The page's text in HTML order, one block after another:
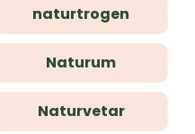
naturtrogen
Naturum
Naturvetar